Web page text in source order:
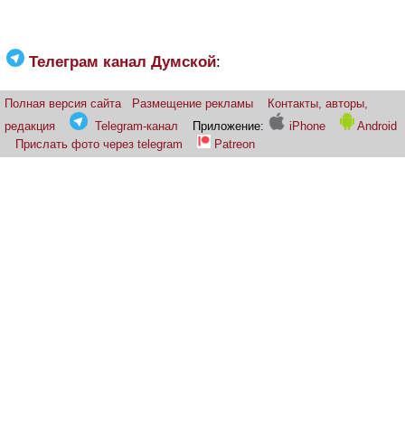
Телеграм канал Думской:
Полная версия сайта Размещение рекламы
Контакты, авторы,
редакция
Telegram-канал Приложение: iPhone
Android
Прислать фото через telegram
Patreon